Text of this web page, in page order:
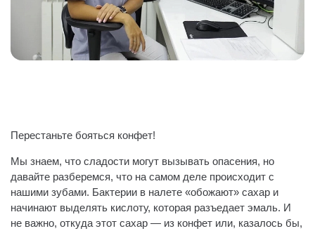
Перестаньте бояться конфет!
Мы знаем, что сладости могут вызывать опасения, но
давайте разберемся, что на самом деле происходит с
нашими зубами. Бактерии в налете «обожают» сахар и
начинают выделять кислоту, которая разъедает эмаль. И
не важно, откуда этот сахар — из конфет или, казалось бы,